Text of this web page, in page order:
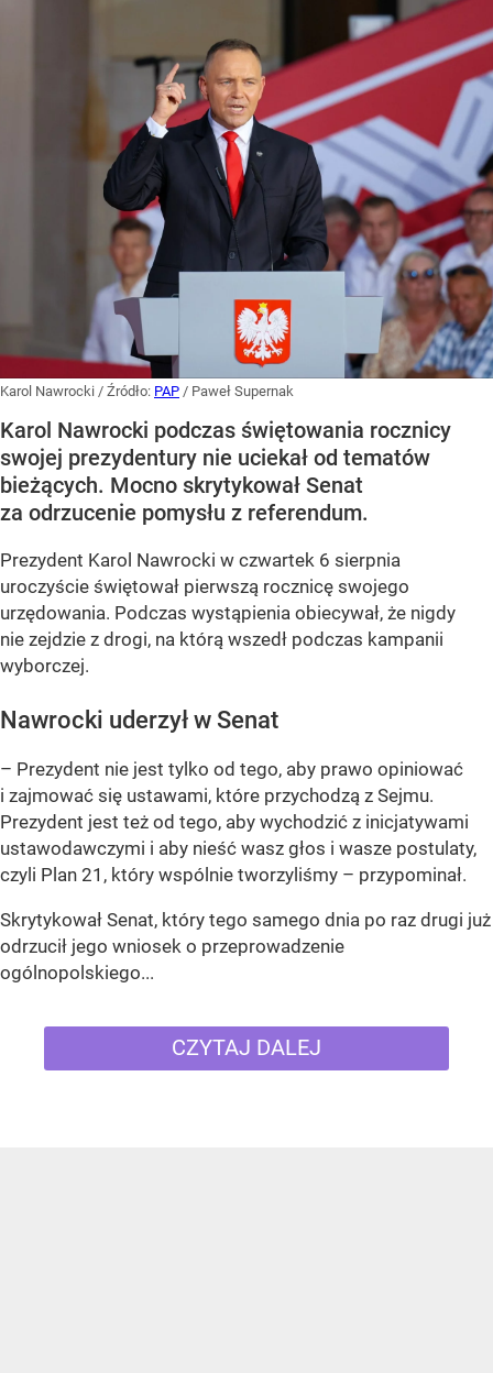
Karol Nawrocki / Źródło: PAP / Paweł Supernak
Karol Nawrocki podczas świętowania rocznicy
swojej prezydentury nie uciekał od tematów
bieżących. Mocno skrytykował Senat
za odrzucenie pomysłu z referendum.
Prezydent Karol Nawrocki w czwartek 6 sierpnia
uroczyście świętował pierwszą rocznicę swojego
urzędowania. Podczas wystąpienia obiecywał, że nigdy
nie zejdzie z drogi, na którą wszedł podczas kampanii
wyborczej.
Nawrocki uderzył w Senat
– Prezydent nie jest tylko od tego, aby prawo opiniować
i zajmować się ustawami, które przychodzą z Sejmu.
Prezydent jest też od tego, aby wychodzić z inicjatywami
ustawodawczymi i aby nieść wasz głos i wasze postulaty,
czyli Plan 21, który wspólnie tworzyliśmy – przypominał.
Skrytykował Senat, który tego samego dnia po raz drugi już
odrzucił jego wniosek o przeprowadzenie
ogólnopolskiego...
CZYTAJ DALEJ